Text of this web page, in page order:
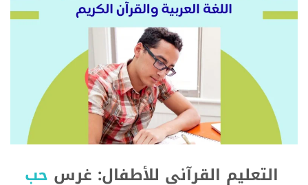
التعليم القرآني للأطفال: غرس حب